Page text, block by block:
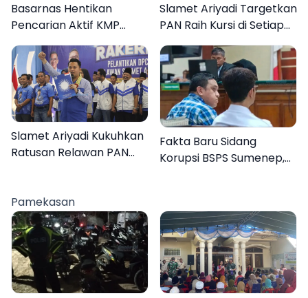
Basarnas Hentikan
Pencarian Aktif KMP
Mutiara Sentosa II, Empat
Orang Masih Hilang
Slamet Ariyadi Targetkan
PAN Raih Kursi di Setiap
Dapil Sumenep pada
2029
Slamet Ariyadi Kukuhkan
Ratusan Relawan PAN
Rakyat
Fakta Baru Sidang
Korupsi BSPS Sumenep,
Pamekasan